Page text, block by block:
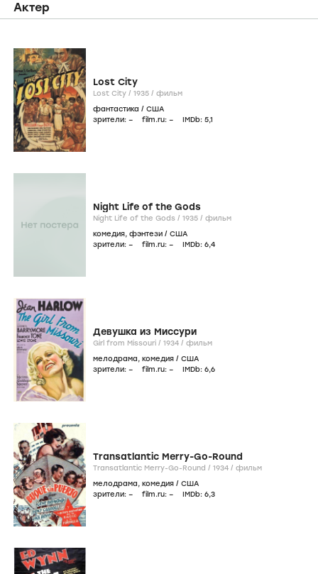
Актер
Lost City
Lost City / 1935 / фильм
фантастика / США
зрители: – film.ru: – IMDb: 5,1
Night Life of the Gods
Night Life of the Gods / 1935 / фильм
комедия, фэнтези / США
зрители: – film.ru: – IMDb: 6,4
Девушка из Миссури
Girl from Missouri / 1934 / фильм
мелодрама, комедия / США
зрители: – film.ru: – IMDb: 6,6
Transatlantic Merry-Go-Round
Transatlantic Merry-Go-Round / 1934 / фильм
мелодрама, комедия / США
зрители: – film.ru: – IMDb: 6,3